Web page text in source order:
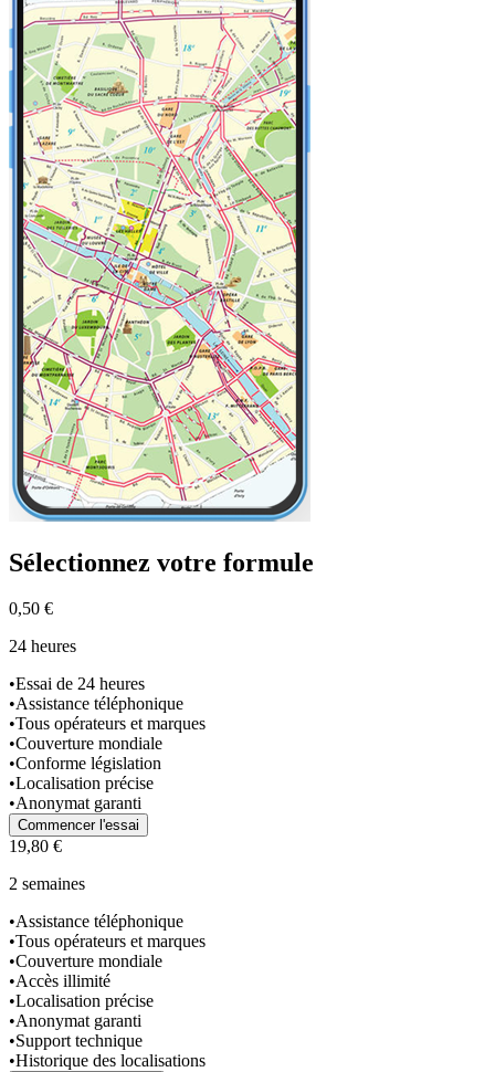
Sélectionnez votre formule
0,50 €
24 heures
•Essai de 24 heures
•Assistance téléphonique
•Tous opérateurs et marques
•Couverture mondiale
•Conforme législation
•Localisation précise
•Anonymat garanti
Commencer l'essai
19,80 €
2 semaines
•Assistance téléphonique
•Tous opérateurs et marques
•Couverture mondiale
•Accès illimité
•Localisation précise
•Anonymat garanti
•Support technique
•Historique des localisations